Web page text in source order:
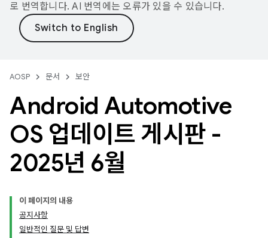
로 번역합니다. AI 번역에는 오류가 있을 수 있습니다.
AOSP 문서 보안
Android Automotive
OS 업데이트 게시판 -
2025년 6월
이 페이지의 내용
공지사항
일반적인 질문 및 답변